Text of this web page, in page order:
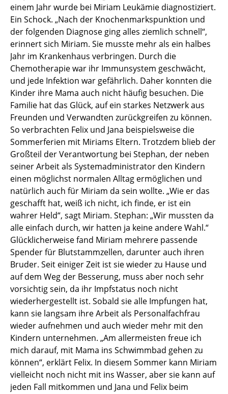
einem Jahr wurde bei Miriam Leukämie diagnostiziert.
Ein Schock. „Nach der Knochenmarkspunktion und
der folgenden Diagnose ging alles ziemlich schnell“,
erinnert sich Miriam. Sie musste mehr als ein halbes
Jahr im Krankenhaus verbringen. Durch die
Chemotherapie war ihr Immunsystem geschwächt,
und jede Infektion war gefährlich. Daher konnten die
Kinder ihre Mama auch nicht häufig besuchen. Die
Familie hat das Glück, auf ein starkes Netzwerk aus
Freunden und Verwandten zurückgreifen zu können.
So verbrachten Felix und Jana beispielsweise die
Sommerferien mit Miriams Eltern. Trotzdem blieb der
Großteil der Verantwortung bei Stephan, der neben
seiner Arbeit als Systemadministrator den Kindern
einen möglichst normalen Alltag ermöglichen und
natürlich auch für Miriam da sein wollte. „Wie er das
geschafft hat, weiß ich nicht, ich finde, er ist ein
wahrer Held“, sagt Miriam. Stephan: „Wir mussten da
alle einfach durch, wir hatten ja keine andere Wahl.“
Glücklicherweise fand Miriam mehrere passende
Spender für Blutstammzellen, darunter auch ihren
Bruder. Seit einiger Zeit ist sie wieder zu Hause und
auf dem Weg der Besserung, muss aber noch sehr
vorsichtig sein, da ihr Impfstatus noch nicht
wiederhergestellt ist. Sobald sie alle Impfungen hat,
kann sie langsam ihre Arbeit als Personalfachfrau
wieder aufnehmen und auch wieder mehr mit den
Kindern unternehmen. „Am allermeisten freue ich
mich darauf, mit Mama ins Schwimmbad gehen zu
können“, erklärt Felix. In diesem Sommer kann Miriam
vielleicht noch nicht mit ins Wasser, aber sie kann auf
jeden Fall mitkommen und Jana und Felix beim